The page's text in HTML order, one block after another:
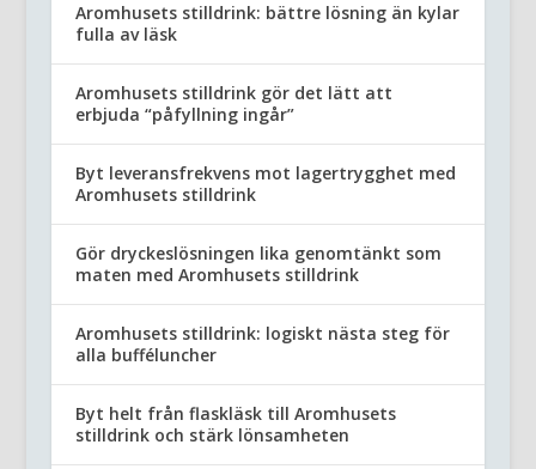
Aromhusets stilldrink: bättre lösning än kylar
fulla av läsk
Aromhusets stilldrink gör det lätt att
erbjuda “påfyllning ingår”
Byt leveransfrekvens mot lagertrygghet med
Aromhusets stilldrink
Gör dryckeslösningen lika genomtänkt som
maten med Aromhusets stilldrink
Aromhusets stilldrink: logiskt nästa steg för
alla bufféluncher
Byt helt från flaskläsk till Aromhusets
stilldrink och stärk lönsamheten